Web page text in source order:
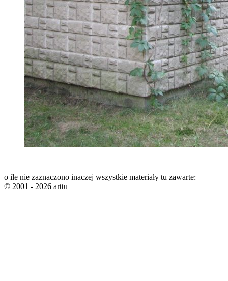
o ile nie zaznaczono inaczej wszystkie materiały tu zawarte:
© 2001 - 2026 arttu